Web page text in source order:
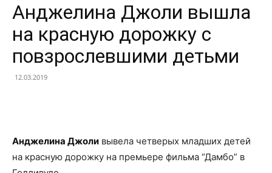
Анджелина Джоли вышла
на красную дорожку с
повзрослевшими детьми
12.03.2019
Анджелина Джоли вывела четверых младших детей
на красную дорожку на премьере фильма “Дамбо” в